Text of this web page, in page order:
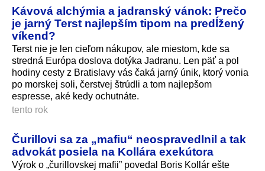
Kávová alchýmia a jadranský vánok: Prečo
je jarný Terst najlepším tipom na predĺžený
víkend?
Terst nie je len cieľom nákupov, ale miestom, kde sa
stredná Európa doslova dotýka Jadranu. Len päť a pol
hodiny cesty z Bratislavy vás čaká jarný únik, ktorý vonia
po morskej soli, čerstvej štrúdli a tom najlepšom
espresse, aké kedy ochutnáte.
tento rok
Čurillovi sa za „mafiu“ neospravedlnil a tak
advokát posiela na Kollára exekútora
Výrok o „čurillovskej mafii” povedal Boris Kollár ešte